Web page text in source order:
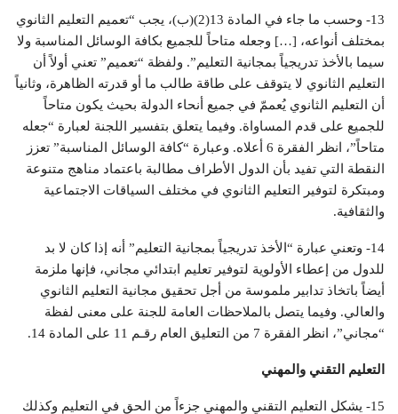
13- وحسب ما جاء في المادة 13(2)(ب)، يجب “تعميم التعليم الثانوي
بمختلف أنواعه، […] وجعله متاحاً للجميع بكافة الوسائل المناسبة ولا
سيما بالأخذ تدريجياً بمجانية التعليم”. ولفظة “تعميم” تعني أولاً أن
التعليم الثانوي لا يتوقف على طاقة طالب ما أو قدرته الظاهرة، وثانياً
أن التعليم الثانوي يُعممّ في جميع أنحاء الدولة بحيث يكون متاحاً
للجميع على قدم المساواة. وفيما يتعلق بتفسير اللجنة لعبارة “جعله
متاحاً”، انظر الفقرة 6 أعلاه. وعبارة “كافة الوسائل المناسبة” تعزز
النقطة التي تفيد بأن الدول الأطراف مطالبة باعتماد مناهج متنوعة
ومبتكرة لتوفير التعليم الثانوي في مختلف السياقات الاجتماعية
والثقافية.
14- وتعني عبارة “الأخذ تدريجياً بمجانية التعليم” أنه إذا كان لا بد
للدول من إعطاء الأولوية لتوفير تعليم ابتدائي مجاني، فإنها ملزمة
أيضاً باتخاذ تدابير ملموسة من أجل تحقيق مجانية التعليم الثانوي
والعالي. وفيما يتصل بالملاحظات العامة للجنة على معنى لفظة
“مجاني”، انظر الفقرة 7 من التعليق العام رقـم 11 على المادة 14.
التعليم التقني والمهني
15- يشكل التعليم التقني والمهني جزءاً من الحق في التعليم وكذلك